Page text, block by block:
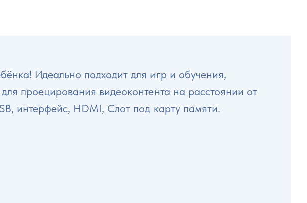
Идеально подходит для игр и обучения,
проецирования видеоконтента на расстоянии от
интерфейс, HDMI, Слот под карту памяти.